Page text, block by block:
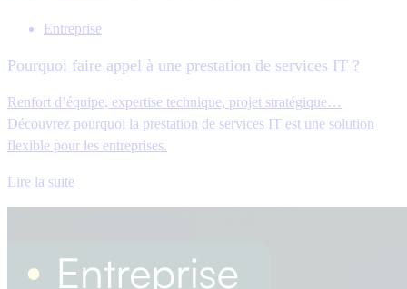
Entreprise
Pourquoi faire appel à une prestation de services IT ?
Renfort d’équipe, expertise technique, projet stratégique…
Découvrez pourquoi la prestation de services IT est une solution
flexible pour les entreprises.
Lire la suite